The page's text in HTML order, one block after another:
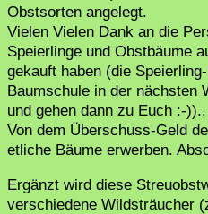
Obstsorten angelegt.
Vielen Vielen Dank an die
Speierlinge und Obstbäume
gekauft haben (die
Baumschule in der nächsten
und gehen dann zu Euch :-))..
Von dem Überschuss-Geld
etliche Bäume erwerben.
Ergänzt wird diese
verschiedene Wildsträucher